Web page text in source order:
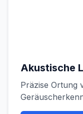
Akustische
Präzise Ortung